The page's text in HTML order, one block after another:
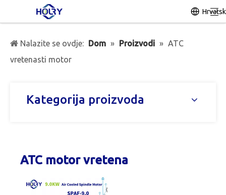
Nalazite se ovdje: Dom » Proizvodi » ATC
vretenasti motor
Kategorija proizvoda
ATC motor vretena